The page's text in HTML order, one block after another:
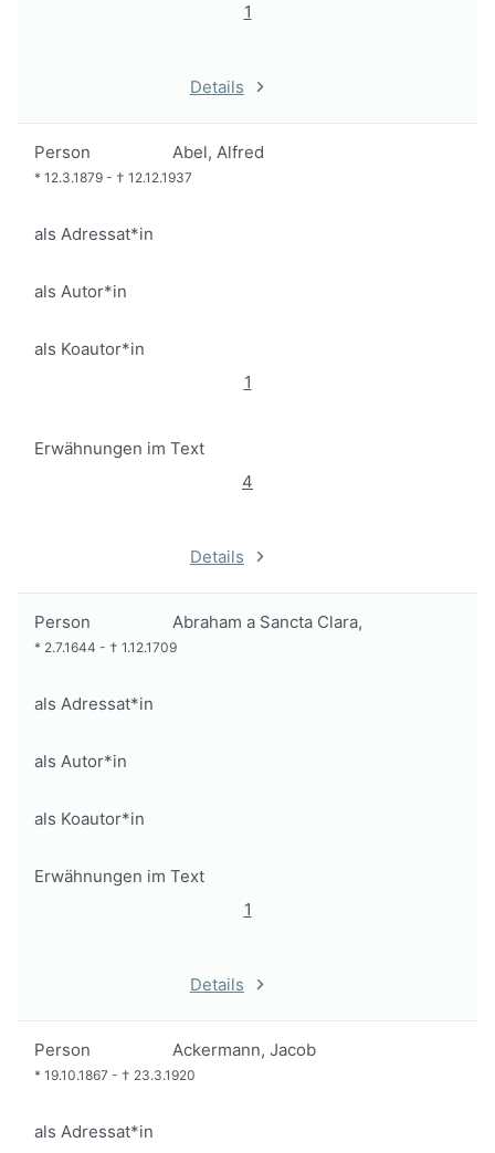
1
Details
Person Abel, Alfred
* 12.3.1879 - † 12.12.1937
als Adressat*in
als Autor*in
als Koautor*in
1
Erwähnungen im Text
4
Details
Person Abraham a Sancta Clara,
* 2.7.1644 - † 1.12.1709
als Adressat*in
als Autor*in
als Koautor*in
Erwähnungen im Text
1
Details
Person Ackermann, Jacob
* 19.10.1867 - † 23.3.1920
als Adressat*in